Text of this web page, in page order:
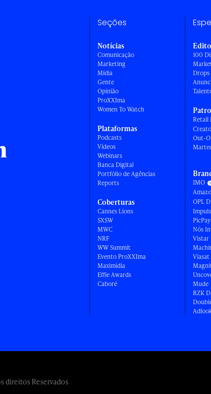
Seções
Notícias
Comunicação
Marketing
Mídia
Gente
Opinião
ProXXIma
Women To Watch
Plataformas
Podcasts
Vídeos
Webinars
Banca Digital
Portfólio de Agências
Reports
Coberturas
Cannes Lions
SXSW
MWC
NRF
WW Summit
Evento ProXXIma
Maximídia
Effie Awards
Caboré
100
Drops
Retail
Out-
IMO
OPL
PicPay
Nós
Vistar
Viasat
Mude
RZK
direitos Reservados